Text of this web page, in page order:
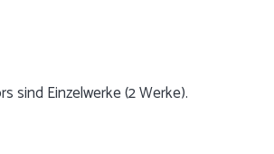
sind Einzelwerke (2 Werke).